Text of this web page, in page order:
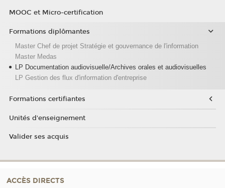
MOOC et Micro-certification
Formations diplômantes
Master Chef de projet Stratégie et gouvernance de l'information
Master Medas
LP Documentation audiovisuelle/Archives orales et audiovisuelles
LP Gestion des flux d'information d'entreprise
Formations certifiantes
Unités d'enseignement
Valider ses acquis
ACCÈS DIRECTS